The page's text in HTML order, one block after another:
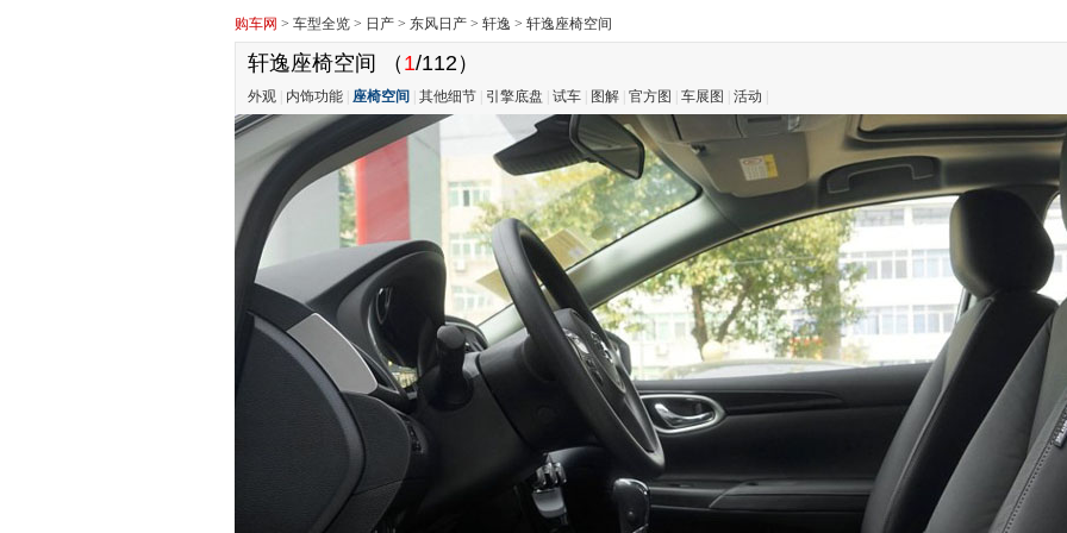
购车网 > 车型全览 > 日产 > 东风日产 > 轩逸 > 轩逸座椅空间
轩逸座椅空间 （ 1/112）
外观 内饰功能 座椅空间 其他细节 引擎底盘 试车 图解 官方图 车展图 活动